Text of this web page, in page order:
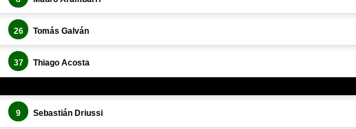
26 Tomás Galván
37 Thiago Acosta
9 Sebastián Driussi